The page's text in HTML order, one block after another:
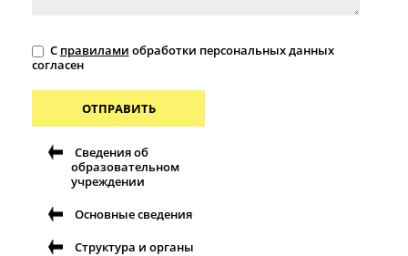
С правилами обработки персональных данных
согласен
ОТПРАВИТЬ
Сведения об
образовательном
учреждении
Основные сведения
Структура и органы